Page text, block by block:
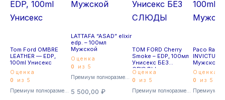
Tom Ford OMBRE
LEATHER — EDP,
100ml Унисекс
Оценка
0
из 5
LATTAFA “ASAD” elixir
edp. – 100мл
Мужской
Оценка
0
из 5
5 500,00₽ Премиум полноразмерные
TOM FORD Cherry
Smoke – EDP, 100мл
Унисекс БЕЗ
СЛЮДЫ
Оценка
0
из 5
Paco
INVICTUS
Мужской
Оценка
0
из 5